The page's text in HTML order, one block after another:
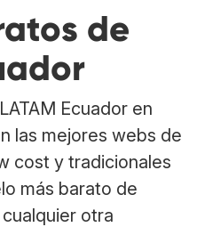
de
Ecuador en
las mejores webs de
cost y tradicionales
más barato de
otra